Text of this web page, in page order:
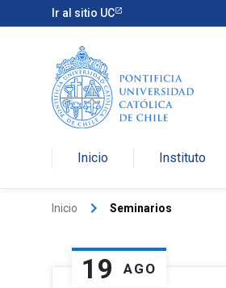
Ir al sitio UC
Inicio Instituto
Inicio keyboard_arrow_right Seminarios
19 AGO